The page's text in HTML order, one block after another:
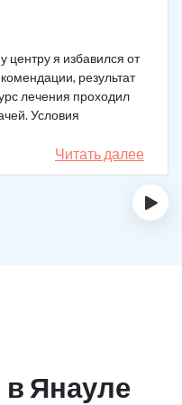
центру я избавился от
результат
лечения проходил
Условия
вкусная еда, уютно,
У меня не возникало
Читать далее
›
в Янауле